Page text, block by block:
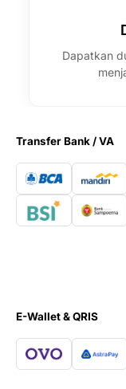
Dapatkan
Transfer Bank / VA
E-Wallet & QRIS